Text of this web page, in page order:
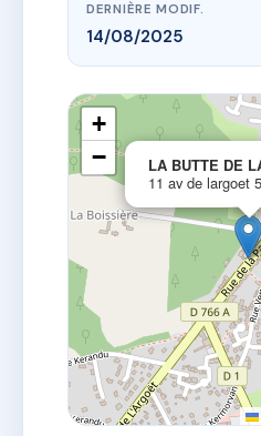
DERNIÈRE MODIF.
14/08/2025
LA BUTTE DE
11 av de largoet
+
−